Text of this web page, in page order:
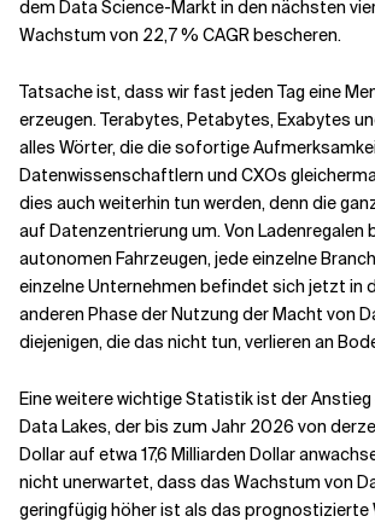
Verwandte Themen
dem Data Science-Markt in den nächsten
Wachstum von 22,7 % CAGR bescheren.
Tatsache ist, dass wir fast jeden Tag eine
erzeugen. Terabytes, Petabytes, Exabytes
alles Wörter, die die sofortige
Datenwissenschaftlern und CXOs
dies auch weiterhin tun werden, denn die
auf Datenzentrierung um. Von Ladenregalen
autonomen Fahrzeugen, jede einzelne
einzelne Unternehmen befindet sich jetzt in
anderen Phase der Nutzung der Macht von
diejenigen, die das nicht tun, verlieren an
Eine weitere wichtige Statistik ist der
Data Lakes, der bis zum Jahr 2026 von
Dollar auf etwa 17,6 Milliarden Dollar
nicht unerwartet, dass das Wachstum von
geringfügig höher ist als das prognostizierte